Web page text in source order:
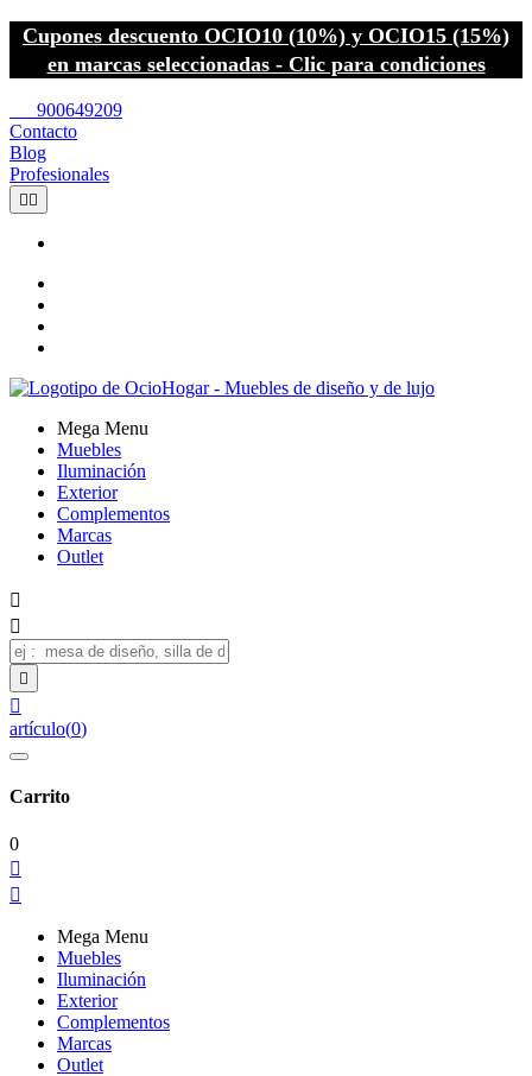
Cupones descuento OCIO10 (10%) y OCIO15 (15%)
en marcas seleccionadas - Clic para condiciones
900649209
Contacto
Blog
Profesionales
 
Mega Menu
Muebles
Iluminación
Exterior
Complementos
Marcas
Outlet




artículo(0)
Carrito
0


Mega Menu
Muebles
Iluminación
Exterior
Complementos
Marcas
Outlet